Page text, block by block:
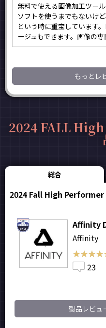
無料で使える画像加工ツー
ソフトを使うまでもないけ
という時に重宝しています
ージュもできます。画像の専
もっとレ
2024 FALL
総合
2024 Fall High Performer
Affinity
Affinity
23
製品レビュ